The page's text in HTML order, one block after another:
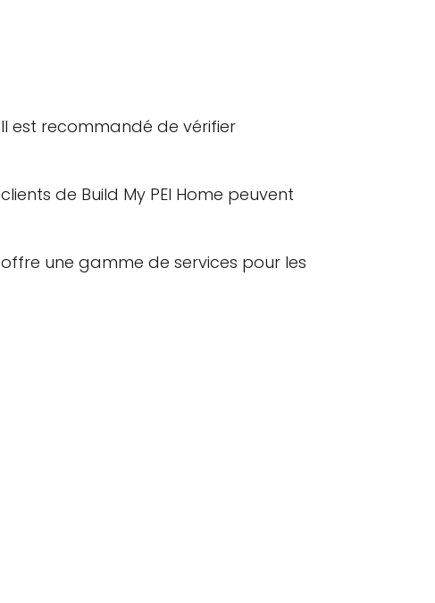
Il est recommandé de vérifier
de Build My PEI Home peuvent
une gamme de services pour les